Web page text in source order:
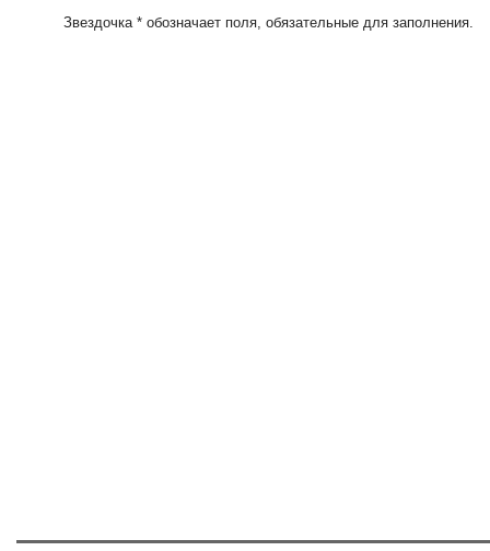
Звездочка * обозначает поля, обязательные для заполнения.